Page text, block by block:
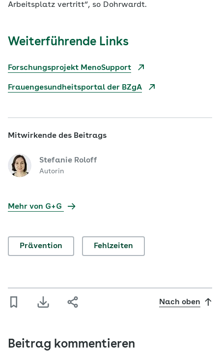
Arbeitsplatz vertritt“, so Dohrwardt.
Weiterführende Links
Forschungsprojekt MenoSupport
Frauengesundheitsportal der BZgA
Mitwirkende des Beitrags
Stefanie Roloff
Autorin
Mehr von G+G
Prävention Fehlzeiten
Nach oben
Beitrag kommentieren